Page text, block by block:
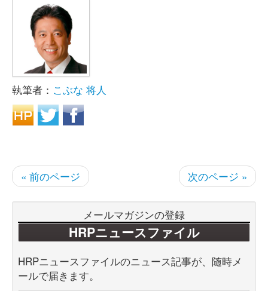
執筆者： こぶな 将人
« 前のページ 次のページ »
メールマガジンの登録
HRPニュースファイル
HRPニュースファイルのニュース記事が、随時メ
ールで届きます。